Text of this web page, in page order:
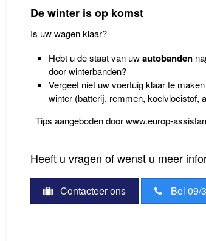
De winter is op komst
Is uw wagen klaar?
Hebt u de staat van uwautobanden
door winterbanden?
Vergeet niet uw voertuig klaar te
winter (batterij, remmen, koelvloeistof,
Tips aangeboden door www.europ-
Heeft u vragen of wenst u meer
Contacteer ons Bel 09/